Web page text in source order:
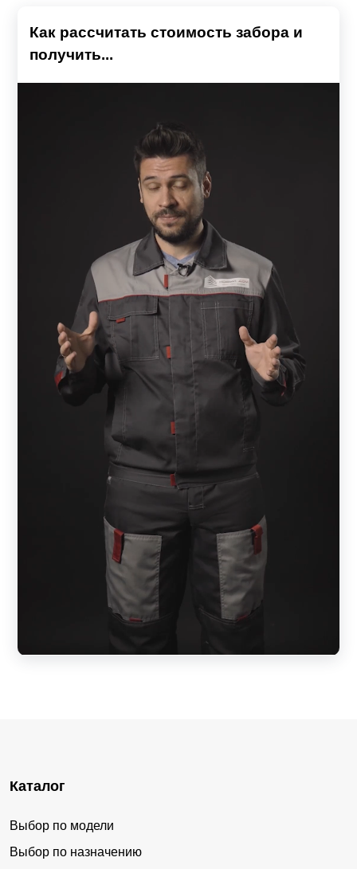
Как рассчитать стоимость забора и
получить...
Каталог
Выбор по модели
Выбор по назначению